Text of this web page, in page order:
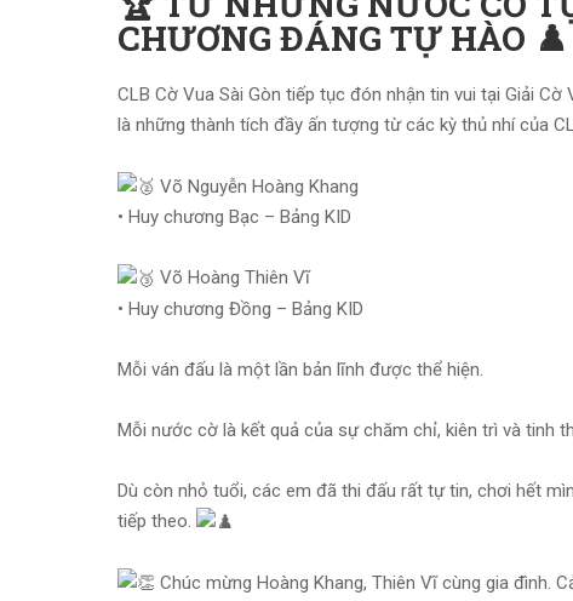
CHƯƠNG ĐÁNG TỰ HÀO ♟️
CLB Cờ Vua Sài Gòn tiếp tục đón nhận tin vui tại Giải
là những thành tích đầy ấn tượng từ các kỳ thủ nhí của
Võ Nguyễn Hoàng Khang
• Huy chương Bạc – Bảng KID
Võ Hoàng Thiên Vĩ
• Huy chương Đồng – Bảng KID
Mỗi ván đấu là một lần bản lĩnh được thể hiện.
Mỗi nước cờ là kết quả của sự chăm chỉ, kiên trì và tinh
Dù còn nhỏ tuổi, các em đã thi đấu rất tự tin, chơi hết
tiếp theo.
Chúc mừng Hoàng Khang, Thiên Vĩ cùng gia đình.